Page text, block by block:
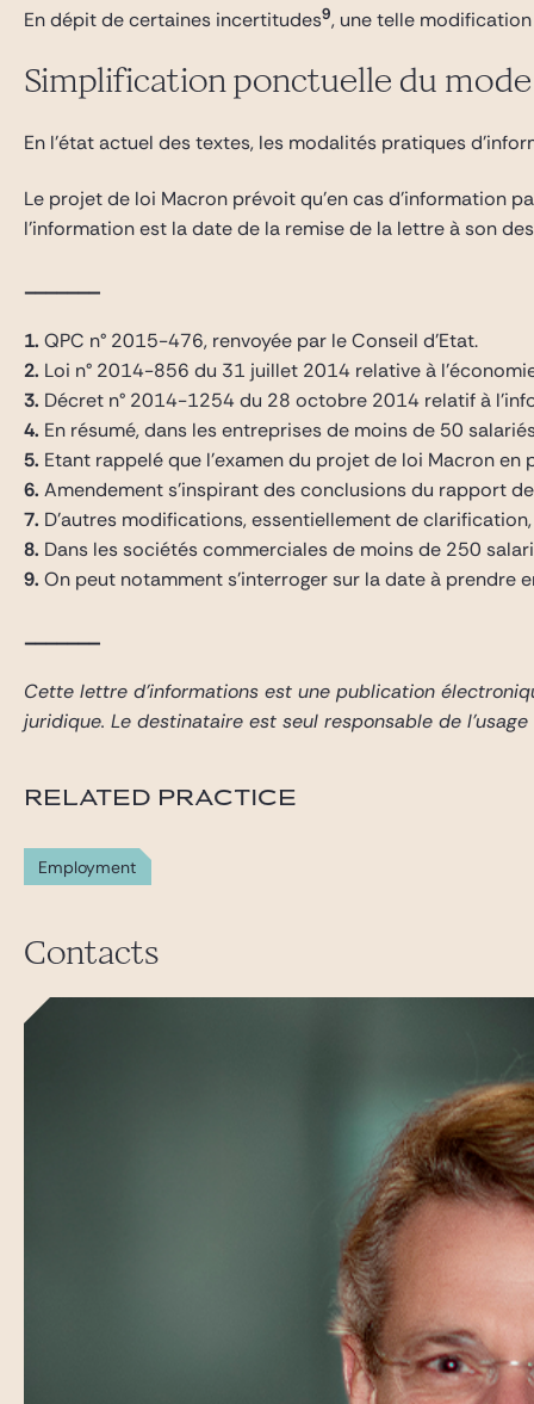
En dépit de certaines incertitudes9, une telle
Simplification ponctuelle du
En l’état actuel des textes, les modalités pratiques
Le projet de loi Macron prévoit qu’en cas d’information
l’information est la date de la remise de la lettre à son
1. QPC n° 2015-476, renvoyée par le Conseil d’Etat.
2. Loi n° 2014-856 du 31 juillet 2014 relative à
3. Décret n° 2014-1254 du 28 octobre 2014 relatif à
4. En résumé, dans les entreprises de moins de 50
5. Etant rappelé que l’examen du projet de loi Macron
6. Amendement s’inspirant des conclusions du rapport
7. D’autres modifications, essentiellement de
8. Dans les sociétés commerciales de moins de 250
9. On peut notamment s’interroger sur la date à
Cette lettre d’informations est une publication
juridique. Le destinataire est seul responsable de
RELATED PRACTICE
Employment
Contacts